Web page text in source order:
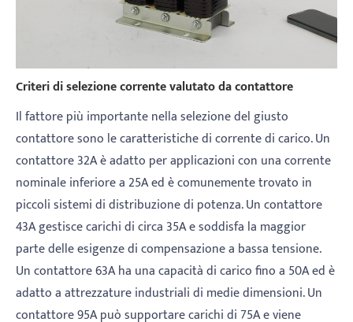
Criteri di selezione corrente valutato da contattore
Il fattore più importante nella selezione del giusto
contattore sono le caratteristiche di corrente di carico. Un
contattore 32A è adatto per applicazioni con una corrente
nominale inferiore a 25A ed è comunemente trovato in
piccoli sistemi di distribuzione di potenza. Un contattore
43A gestisce carichi di circa 35A e soddisfa la maggior
parte delle esigenze di compensazione a bassa tensione.
Un contattore 63A ha una capacità di carico fino a 50A ed è
adatto a attrezzature industriali di medie dimensioni. Un
contattore 95A può supportare carichi di 75A e viene